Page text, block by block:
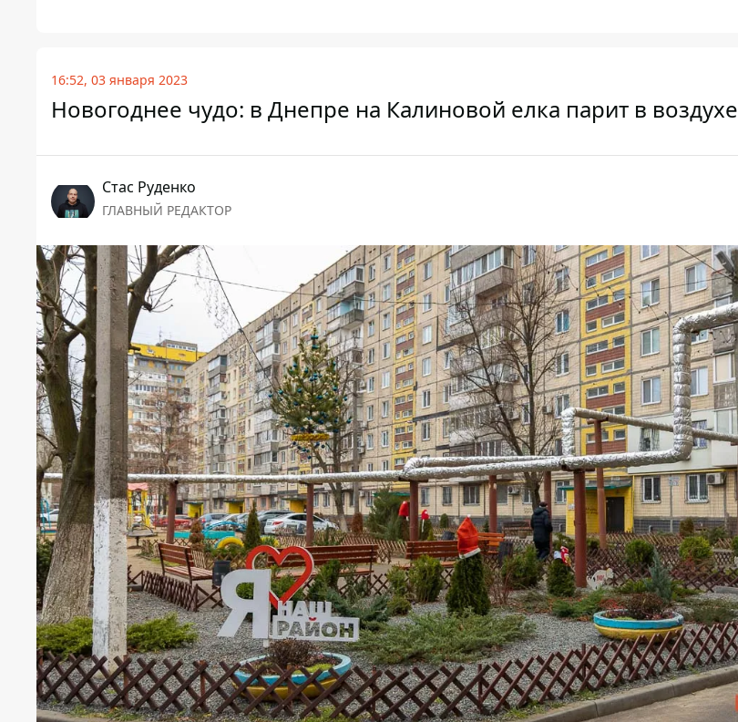
16:52, 03 января 2023
Новогоднее чудо: в Днепре на Калиновой елка парит в воздухе
Стаc Руденко
ГЛАВНЫЙ РЕДАКТОР